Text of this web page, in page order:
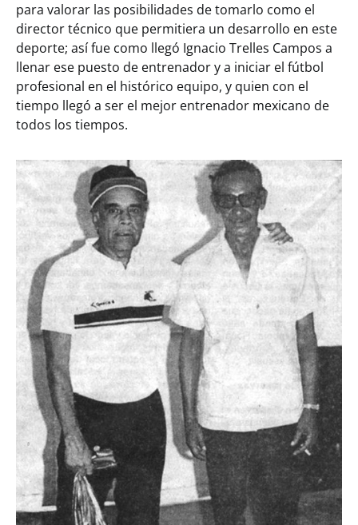
para valorar las posibilidades de tomarlo como el
director técnico que permitiera un desarrollo en este
deporte; así fue como llegó Ignacio Trelles Campos a
llenar ese puesto de entrenador y a iniciar el fútbol
profesional en el histórico equipo, y quien con el
tiempo llegó a ser el mejor entrenador mexicano de
todos los tiempos.